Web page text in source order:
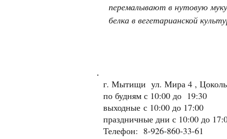
перемалывают в нутовую
белка в вегетарианской
г. Мытищи ул. Мира 4 ,
по будням с 10:00 до 19:30
выходные с 10:00 до 17:00
праздничные дни с 10:00 до
Телефон: 8-926-860-33-61